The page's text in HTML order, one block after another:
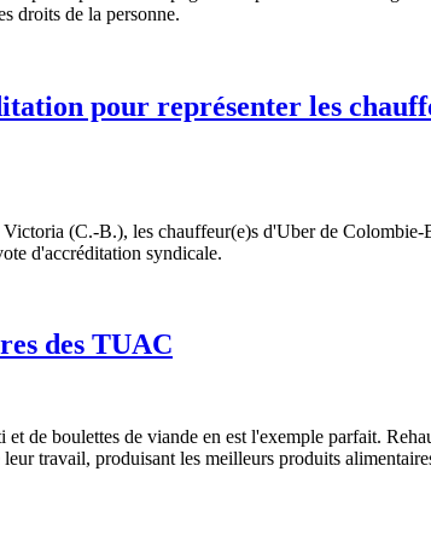
droits de la personne.
pour représenter les
(C.-B.), les chauffeur(e)s d'Uber de
d'accréditation syndicale.
des TUAC
de boulettes de viande en est l'exemple parfait.
travail, produisant les meilleurs produits